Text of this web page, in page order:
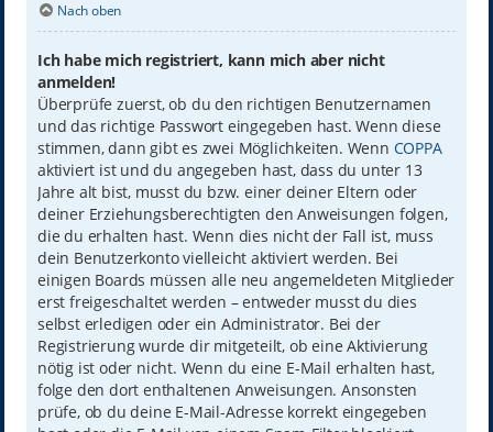
Nach oben
Ich habe mich registriert, kann mich aber nicht
anmelden!
Überprüfe zuerst, ob du den richtigen Benutzernamen
und das richtige Passwort eingegeben hast. Wenn diese
stimmen, dann gibt es zwei Möglichkeiten. Wenn COPPA
aktiviert ist und du angegeben hast, dass du unter 13
Jahre alt bist, musst du bzw. einer deiner Eltern oder
deiner Erziehungsberechtigten den Anweisungen folgen,
die du erhalten hast. Wenn dies nicht der Fall ist, muss
dein Benutzerkonto vielleicht aktiviert werden. Bei
einigen Boards müssen alle neu angemeldeten Mitglieder
erst freigeschaltet werden – entweder musst du dies
selbst erledigen oder ein Administrator. Bei der
Registrierung wurde dir mitgeteilt, ob eine Aktivierung
nötig ist oder nicht. Wenn du eine E-Mail erhalten hast,
folge den dort enthaltenen Anweisungen. Ansonsten
prüfe, ob du deine E-Mail-Adresse korrekt eingegeben